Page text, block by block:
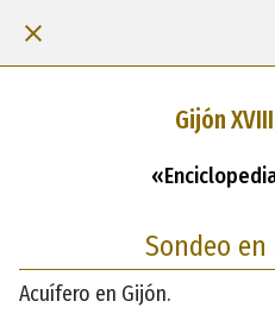
Gijón
Sondeo en
Acuífero en Gijón.